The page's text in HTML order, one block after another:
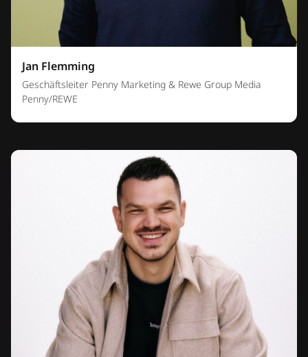
Jan Flemming
Geschäftsleiter Penny Marketing & Rewe Group Media
Penny/REWE